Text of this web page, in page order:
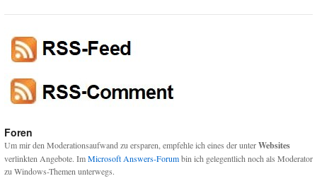
Foren
Um mir den Moderationsaufwand zu ersparen, empfehle ich eines der unterWebsites
verlinkten Angebote. ImMicrosoft Answers-Forumbin ich gelegentlich noch als Moderator
zu Windows-Themen unterwegs.